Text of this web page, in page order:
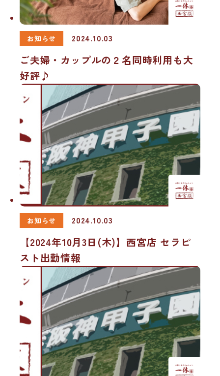
お知らせ 2024.10.03
ご夫婦・カップルの２名同時利用も大
好評♪
お知らせ 2024.10.03
【2024年10月3日(木)】西宮店 セラピ
スト出勤情報